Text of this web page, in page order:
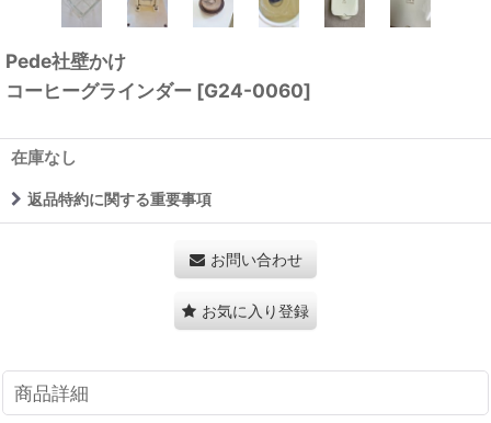
Pede社壁かけ
コーヒーグラインダー [G24-0060]
在庫なし
返品特約に関する重要事項
お問い合わせ
お気に入り登録
商品詳細